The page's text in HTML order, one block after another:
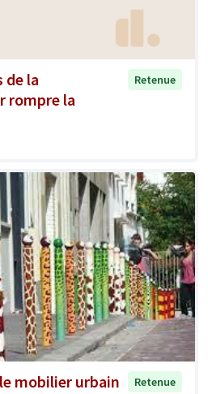
de la
rompre la
Retenue
mobilier urbain
Retenue